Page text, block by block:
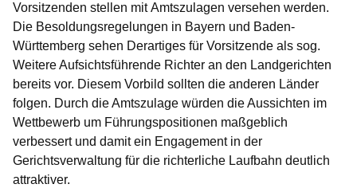
Vorsitzenden stellen mitAmtszulagen versehen werden.
Die Besoldungsregelungen in Bayern und Baden-
Württemberg sehen Derartiges für Vorsitzende als sog.
Weitere Aufsichtsführende Richter an den Landgerichten
bereits vor. Diesem Vorbild sollten die anderen Länder
folgen. Durch die Amtszulage würden die Aussichten im
Wettbewerb um Führungspositionen maßgeblich
verbessert und damit ein Engagement in der
Gerichtsverwaltung für die richterliche Laufbahn deutlich
attraktiver.